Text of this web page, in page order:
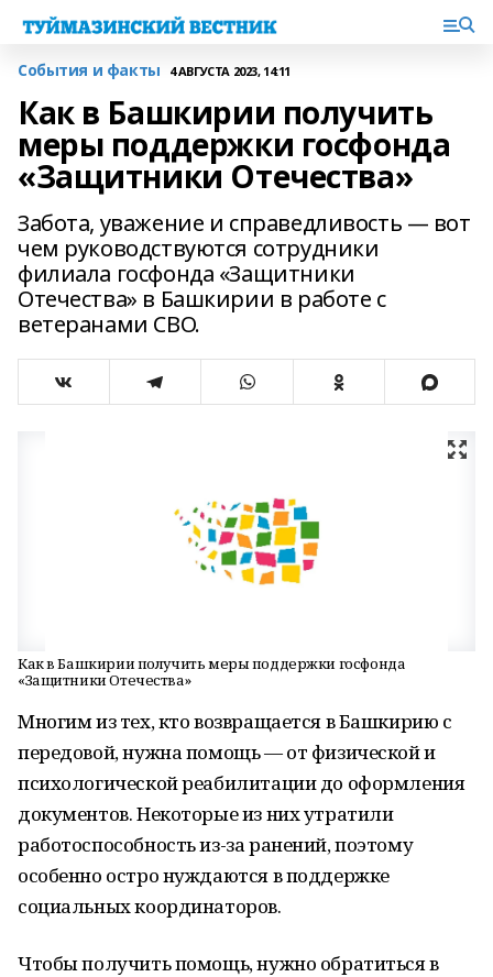
События и факты 4 АВГУСТА 2023, 14:11
Как в Башкирии получить
меры поддержки госфонда
«Защитники Отечества»
Забота, уважение и справедливость — вот
чем руководствуются сотрудники
филиала госфонда «Защитники
Отечества» в Башкирии в работе с
ветеранами СВО.
Как в Башкирии получить меры поддержки госфонда
«Защитники Отечества»
Многим из тех, кто возвращается в Башкирию с
передовой, нужна помощь — от физической и
психологической реабилитации до оформления
документов. Некоторые из них утратили
работоспособность из-за ранений, поэтому
особенно остро нуждаются в поддержке
социальных координаторов.
Чтобы получить помощь, нужно обратиться в